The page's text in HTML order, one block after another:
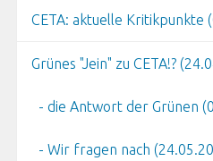
CETA: aktuelle Kritikpunkte
Grünes "Jein" zu CETA!?
- die Antwort der Grünen
- Wir fragen nach